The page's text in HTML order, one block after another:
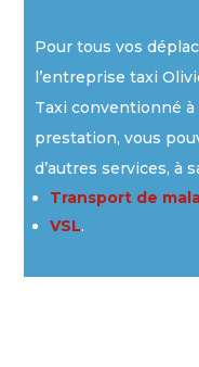
Pour tous vos
l’entreprise taxi
Taxi conventionné
prestation, vous
d’autres services, à
Transport de
VSL.